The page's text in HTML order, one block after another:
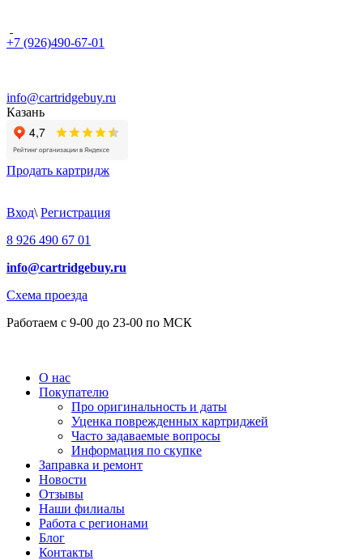
+7 (926)490-67-01
info@cartridgebuy.ru
Казань
Продать картридж
Вход\ Регистрация
8 926 490 67 01
info@cartridgebuy.ru
Схема проезда
Работаем с 9-00 до 23-00 по МСК
О нас
Покупателю
Про оригинальность и даты
Уценка поврежденных картриджей
Часто задаваемые вопросы
Информация по скупке
Заправка и ремонт
Новости
Отзывы
Наши филиалы
Работа с регионами
Блог
Контакты